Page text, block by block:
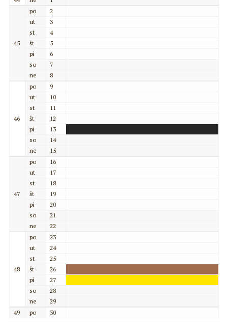
45
po
2
ut
3
st
4
št
5
pi
6
so
7
ne
8
46
po
9
ut
10
st
11
št
12
pi
13
so
14
ne
15
47
po
16
ut
17
st
18
št
19
pi
20
so
21
ne
22
48
po
23
ut
24
st
25
št
26
pi
27
so
28
ne
29
49
po 30